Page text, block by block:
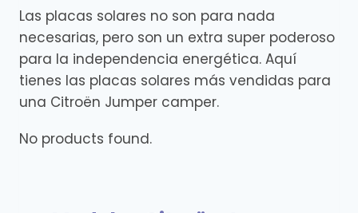
Las placas solares no son para nada
necesarias, pero son un extra super poderoso
para la independencia energética. Aquí
tienes las placas solares más vendidas para
una Citroën Jumper camper.
No products found.